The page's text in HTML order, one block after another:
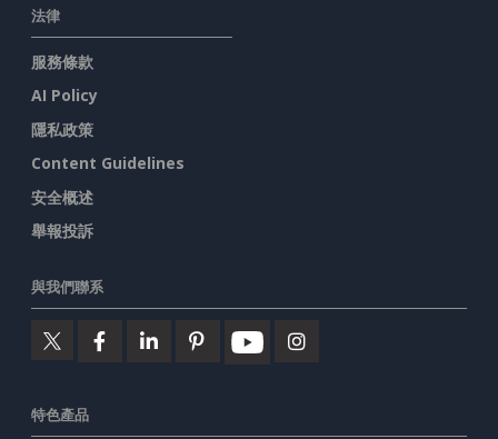
法律
服務條款
AI Policy
隱私政策
Content Guidelines
安全概述
舉報投訴
與我們聯系
特色產品